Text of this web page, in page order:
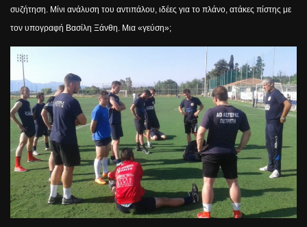
συζήτηση. Μίνι ανάλυση του αντιπάλου, ιδέες για το πλάνο, ατάκες πίστης με
τον υπογραφή Βασίλη Ξάνθη. Μια «γεύση»;